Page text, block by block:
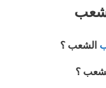
الشعب ؟
؟